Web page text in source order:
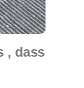
, dass